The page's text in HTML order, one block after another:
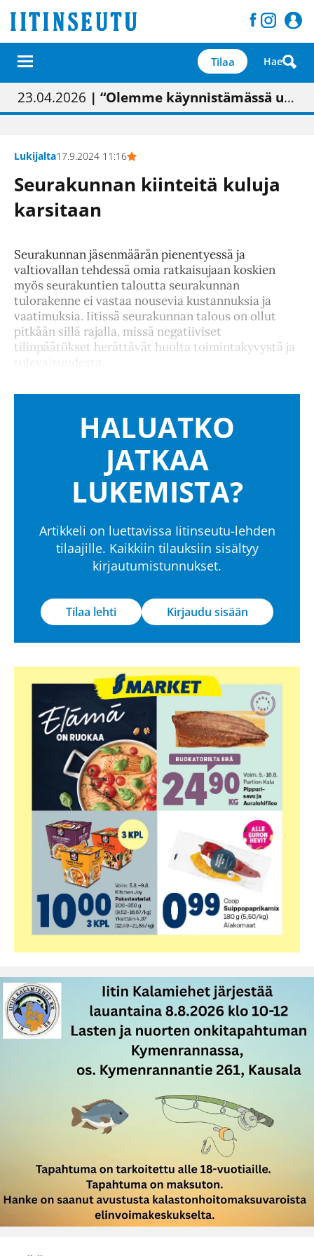
Tilaa Hae
01.02.2026 | Painon vaihtumisen pitäisi näkyä hieman parempana painojäljen laatuna lehdessä
05.02.2026 | Uudistettu kunnantalo on valoisa
23.04.2026 | “Olemme käynnistämässä uudelleen keskustavisiotyön”
09.05.2026| "Maalla on totuttu elämään omavaraisemmin kuin kaupungissa"
Lukijalta17.9.2024 11:16
Seurakunnan kiinteitä kuluja
karsitaan
Seurakunnan jäsenmäärän pienentyessä ja
valtiovallan tehdessä omia ratkaisujaan koskien
myös seurakuntien taloutta seurakunnan
tulorakenne ei vastaa nousevia kustannuksia ja
vaatimuksia. Iitissä seurakunnan talous on ollut
pitkään sillä rajalla, missä negatiiviset
tilinpäätökset herättävät huolta toimintakyvystä ja
HALUATKO
JATKAA
LUKEMISTA?
Artikkeli on luettavissa Iitinseutu-lehden
tilaajille. Kaikkiin tilauksiin sisältyy
kirjautumistunnukset.
Tilaa lehti Kirjaudu sisään